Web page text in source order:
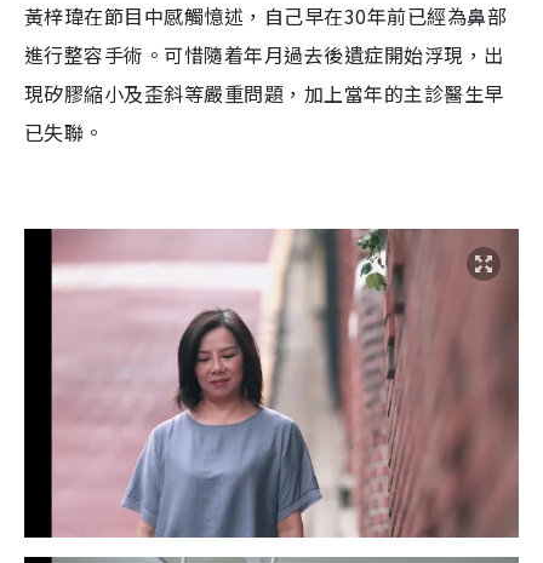
黃梓瑋在節目中感觸憶述，自己早在30年前已經為鼻部
進行整容手術。可惜隨着年月過去後遺症開始浮現，出
現矽膠縮小及歪斜等嚴重問題，加上當年的主診醫生早
已失聯。